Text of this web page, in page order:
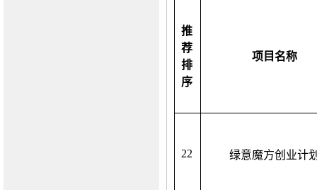
推
荐
排
序
项目名称
22 绿意魔方创业计